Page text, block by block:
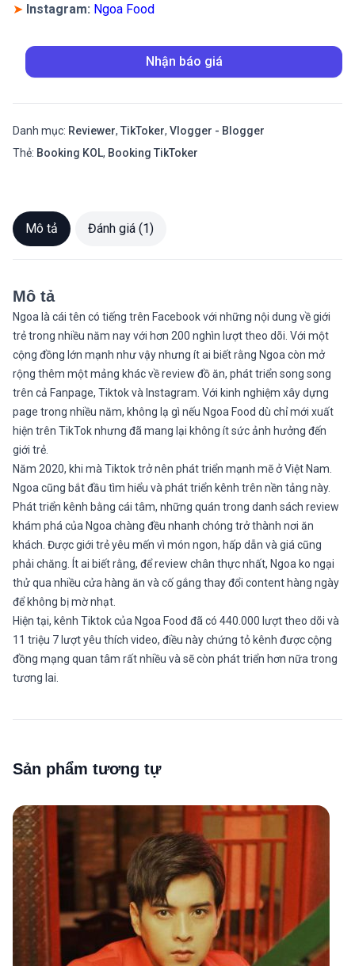
➤ Instagram: Ngoa Food
Nhận báo giá
Danh mục: Reviewer, TikToker, Vlogger - Blogger
Thẻ: Booking KOL, Booking TikToker
Mô tả Đánh giá (1)
Mô tả
Ngoa là cái tên có tiếng trên Facebook với những nội dung về giới
trẻ trong nhiều năm nay với hơn 200 nghìn lượt theo dõi. Với một
cộng đồng lớn mạnh như vậy nhưng ít ai biết rằng Ngoa còn mở
rộng thêm một mảng khác về review đồ ăn, phát triển song song
trên cả Fanpage, Tiktok và Instagram. Với kinh nghiệm xây dựng
page trong nhiều năm, không lạ gì nếu Ngoa Food dù chỉ mới xuất
hiện trên TikTok nhưng đã mang lại không ít sức ảnh hưởng đến
giới trẻ.
Năm 2020, khi mà Tiktok trở nên phát triển mạnh mẽ ở Việt Nam.
Ngoa cũng bắt đầu tìm hiểu và phát triển kênh trên nền tảng này.
Phát triển kênh bằng cái tâm, những quán trong danh sách review
khám phá của Ngoa chàng đều nhanh chóng trở thành nơi ăn
khách. Được giới trẻ yêu mến vì món ngon, hấp dẫn và giá cũng
phải chăng. Ít ai biết rằng, để review chân thực nhất, Ngoa ko ngại
thử qua nhiều cửa hàng ăn và cố gắng thay đổi content hàng ngày
để không bị mờ nhạt.
Hiện tại, kênh Tiktok của Ngoa Food đã có 440.000 lượt theo dõi và
11 triệu 7 lượt yêu thích video, điều này chứng tỏ kênh được cộng
đồng mạng quan tâm rất nhiều và sẽ còn phát triển hơn nữa trong
tương lai.
Sản phẩm tương tự